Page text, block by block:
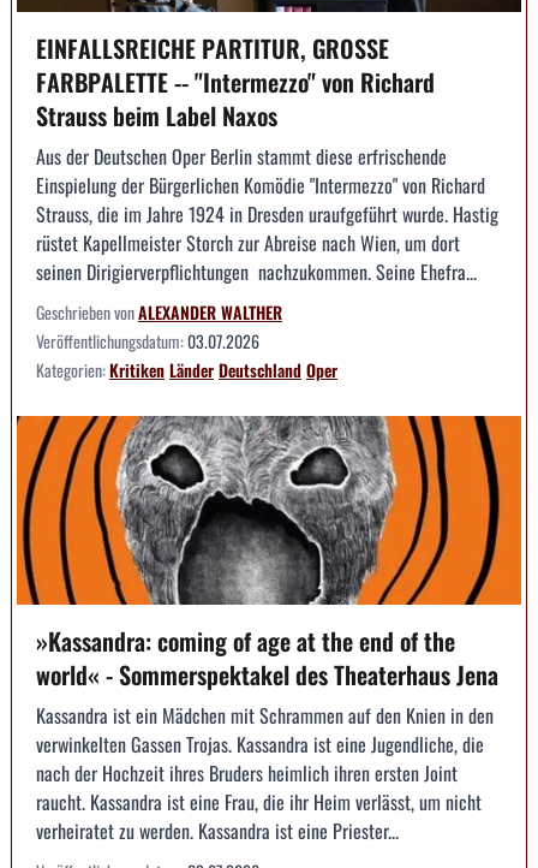
EINFALLSREICHE PARTITUR, GROSSE
FARBPALETTE -- "Intermezzo" von Richard
Strauss beim Label Naxos
Aus der Deutschen Oper Berlin stammt diese erfrischende
Einspielung der Bürgerlichen Komödie "Intermezzo" von Richard
Strauss, die im Jahre 1924 in Dresden uraufgeführt wurde. Hastig
rüstet Kapellmeister Storch zur Abreise nach Wien, um dort
seinen Dirigierverpflichtungen nachzukommen. Seine Ehefra...
Geschrieben vonALEXANDER WALTHER
Veröffentlichungsdatum:03.07.2026
Kategorien:KritikenLänderDeutschlandOper
»Kassandra: coming of age at the end of the
world« - Sommerspektakel des Theaterhaus Jena
Kassandra ist ein Mädchen mit Schrammen auf den Knien in den
verwinkelten Gassen Trojas. Kassandra ist eine Jugendliche, die
nach der Hochzeit ihres Bruders heimlich ihren ersten Joint
raucht. Kassandra ist eine Frau, die ihr Heim verlässt, um nicht
verheiratet zu werden. Kassandra ist eine Priester...